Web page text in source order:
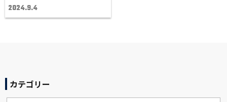
2024.9.4
カテゴリー